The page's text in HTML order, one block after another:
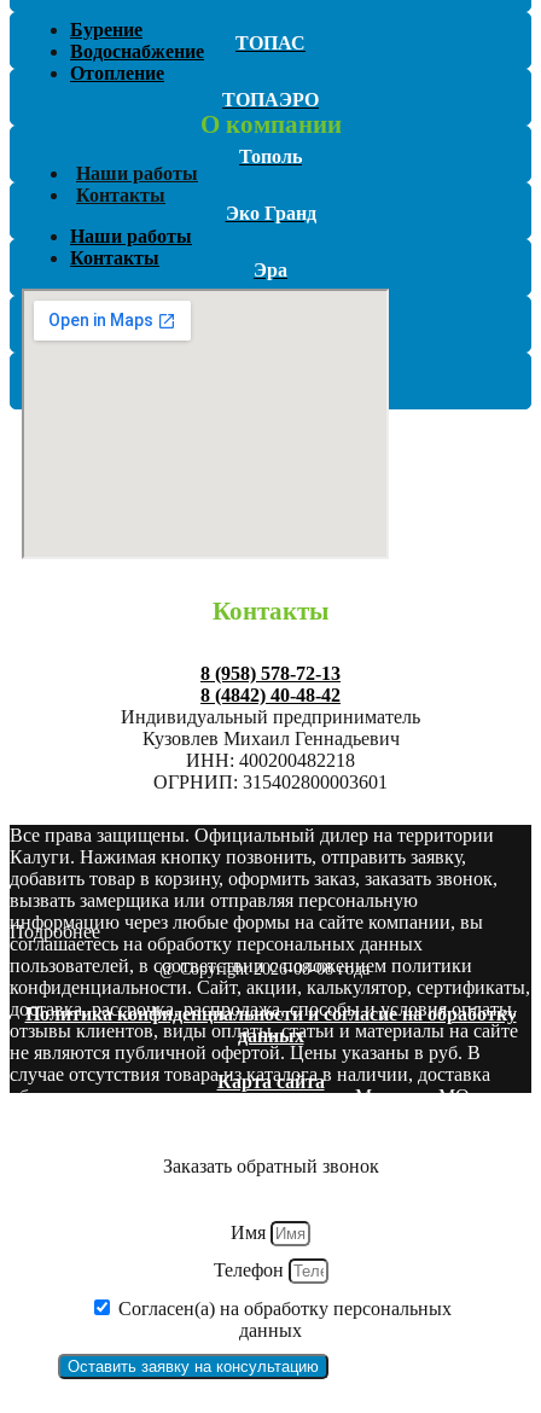
ТОПАС
ТОПАЭРО
Тополь
Эко Гранд
Эра
Бурение
Водоснабжение
Отопление
О компании
Наши работы
Контакты
Наши работы
Контакты
Контакты
8 (958) 578-72-13
8 (4842) 40-48-42
Индивидуальный предприниматель
Кузовлев Михаил Геннадьевич
ИНН: 400200482218
ОГРНИП: 315402800003601
Все права защищены. Официальный дилер на территории
Калуги. Нажимая кнопку позвонить, отправить заявку,
добавить товар в корзину, оформить заказ, заказать звонок,
вызвать замерщика или отправляя персональную
информацию через любые формы на сайте компании, вы
соглашаетесь на обработку персональных данных
пользователей, в соответствии с положением политики
конфиденциальности. Сайт, акции, калькулятор, сертификаты,
доставка, рассрочка, распродажа, способы и условия оплаты,
отзывы клиентов, виды оплаты, статьи и материалы на сайте
не являются публичной офертой. Цены указаны в руб. В
случае отсутствия товара из каталога в наличии, доставка
оборудования производится со складов в Москве и МО.
Подробнее
@ Copyright 2026-08-08 года
Политика конфиденциальности и согласие на обработку
данных
Карта сайта
Заказать обратный звонок
Имя
Телефон
Согласен(а) на обработку персональных
данных
Оставить заявку на консультацию